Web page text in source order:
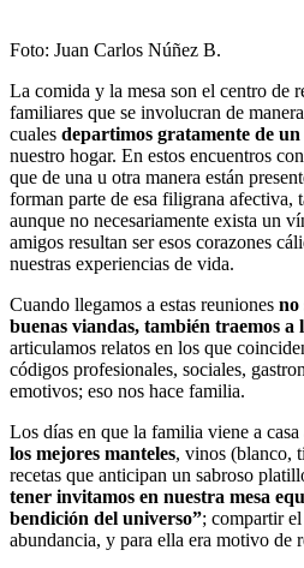
Foto: Juan Carlos Núñez B.
La comida y la mesa son el centro de
familiares que se involucran de
cuales departimos gratamente de
nuestro hogar. En estos encuentros
que de una u otra manera están
forman parte de esa filigrana afectiva,
aunque no necesariamente exista un
amigos resultan ser esos corazones
nuestras experiencias de vida.
Cuando llegamos a estas reuniones no
buenas viandas, también traemos a
articulamos relatos en los que
códigos profesionales, sociales,
emotivos; eso nos hace familia.
Los días en que la familia viene a casa
los mejores manteles, vinos (blanco,
recetas que anticipan un sabroso
tener invitamos en nuestra mesa
bendición del universo”; compartir
abundancia, y para ella era motivo de